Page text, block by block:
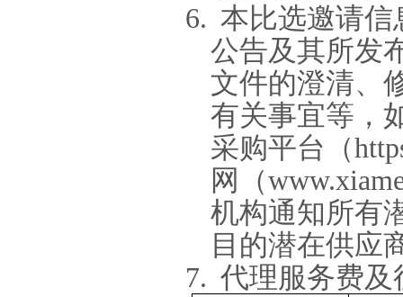
6. 本比选邀请信
公告及其所发
文件的澄清、
有关事宜等，
采购平台（
网（
机构通知所有
目的潜在供应
7. 代理服务费及